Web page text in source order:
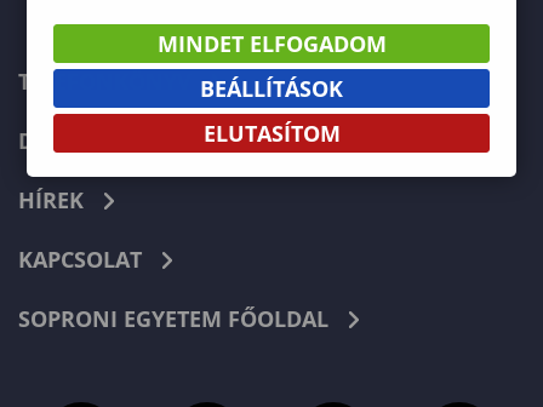
TELEFONKÖNYV
DOKUMENTUMOK
HÍREK
KAPCSOLAT
SOPRONI EGYETEM FŐOLDAL
MINDET ELFOGADOM
BEÁLLÍTÁSOK
ELUTASÍTOM